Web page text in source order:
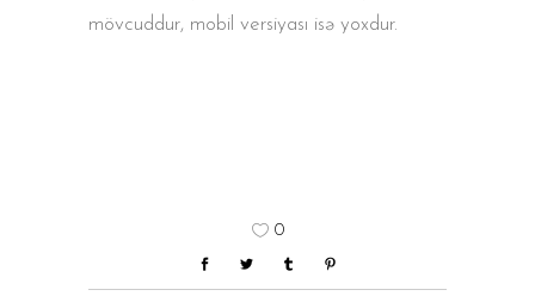
mövcuddur, mobil versiyası isə yoxdur.
0